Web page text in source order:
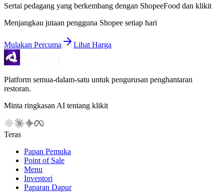
Sertai pedagang yang berkembang dengan ShopeeFood dan klikit
Menjangkau jutaan pengguna Shopee setiap hari
Mulakan Percuma Lihat Harga
Platform semua-dalam-satu untuk pengurusan penghantaran
restoran.
Minta ringkasan AI tentang klikit
Teras
Papan Pemuka
Point of Sale
Menu
Inventori
Paparan Dapur